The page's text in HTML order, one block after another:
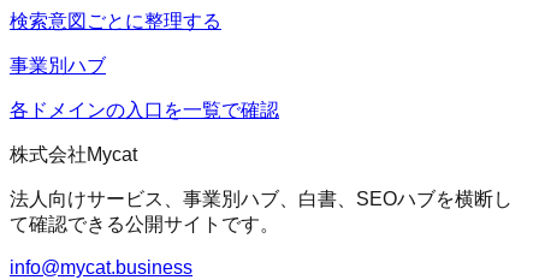
検索意図ごとに整理する
事業別ハブ
各ドメインの入口を一覧で確認
株式会社Mycat
法人向けサービス、事業別ハブ、白書、SEOハブを横断し
て確認できる公開サイトです。
info@mycat.business